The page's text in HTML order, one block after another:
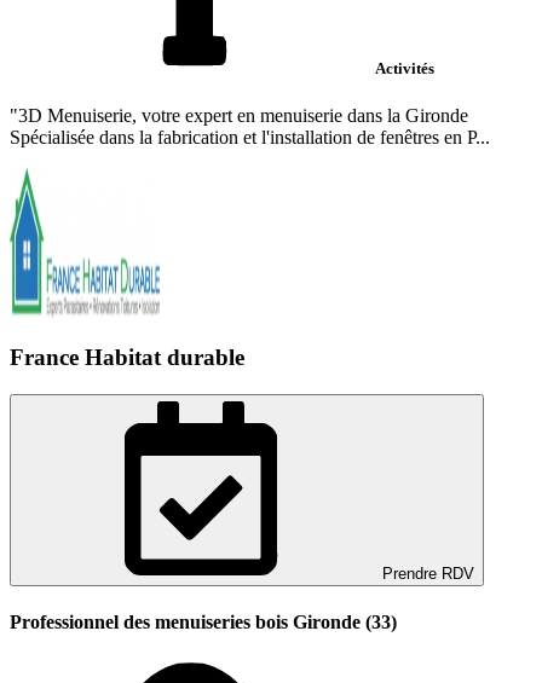
Activités
"3D Menuiserie, votre expert en menuiserie dans la Gironde
Spécialisée dans la fabrication et l'installation de fenêtres en P...
France Habitat durable
Prendre RDV
Professionnel des menuiseries bois Gironde (33)